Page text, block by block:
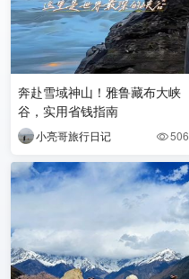
奔赴雪域神山！雅鲁藏布大峡
谷，实用省钱指南
小亮哥旅行日记 506